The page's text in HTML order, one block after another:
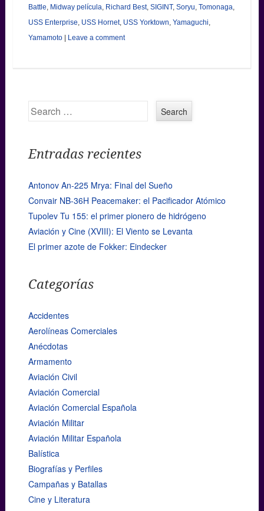
Battle Midway película Richard Best, SIGINT, Soryu Tomonaga
USS Enterprise USS Hornet, USS Yorktown Yamaguchi
Yamamoto | Leave a comment
Search
Entradas recientes
Antonov An-225 Mrya: Final del Sueño
Convair NB-36H Peacemaker: el Pacificador Atómico
Tupolev Tu 155: el primer pionero de hidrógeno
Aviación y Cine (XVIII): El Viento se Levanta
El primer azote de Fokker: Eindecker
Categorías
Accidentes
Aerolíneas Comerciales
Anécdotas
Armamento
Aviación Civil
Aviación Comercial
Aviación Comercial Española
Aviación Militar
Aviación Militar Española
Balística
Biografías y Perfiles
Campañas y Batallas
Cine y Literatura